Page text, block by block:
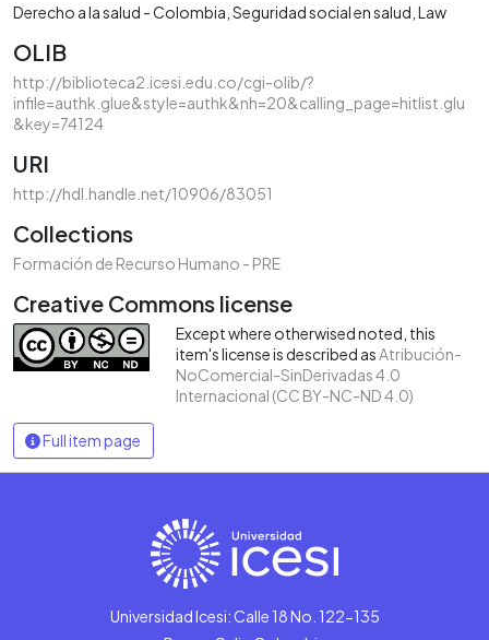
Derecho a la salud - Colombia Seguridad social en salud Law
OLIB
http://biblioteca2.icesi.edu.co/cgi-olib/?
infile=authk.glue&style=authk&nh=20&calling_page=hitlist.glu
&key=74124
URI
http://hdl.handle.net/10906/83051
Collections
Formación de Recurso Humano - PRE
Creative Commons license
Except where otherwised noted, this
item's license is described asAtribución-
NoComercial-SinDerivadas 4.0
Internacional (CC BY-NC-ND 4.0)
Full item page
Universidad Icesi: Calle 18 No. 122-135